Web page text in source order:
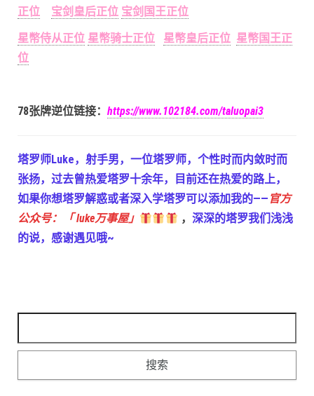
正位
宝剑皇后正位 宝剑国王正位
星幣侍从正位 星幣骑士正位 星幣皇后正位 星幣国王正
位
78张牌逆位链接： https://www.102184.com/taluopai3
塔罗师Luke，射手男，一位塔罗师，个性时而内敛时而
张扬，过去曾热爱塔罗十余年，目前还在热爱的路上，
如果你想塔罗解惑或者深入学塔罗可以添加我的—— 官方
公众号：「 luke万事屋」
， 深深的塔罗我们浅浅
的说，感谢遇见哦~